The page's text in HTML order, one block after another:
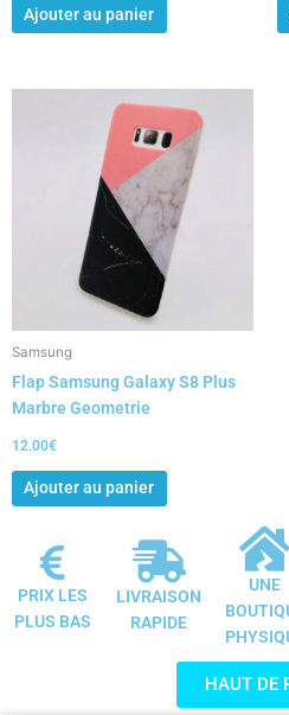
Ajouter au panier
Samsung
Flap Samsung Galaxy S8 Plus
Marbre Geometrie
12.00€
Ajouter au panier
PRIX LES
PLUS BAS
LIVRAISON
RAPIDE
UNE
HAUT DE